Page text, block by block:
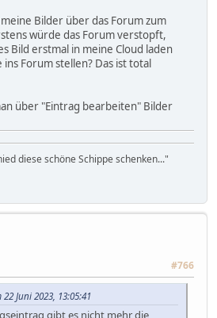
Bilder über das Forum zum
würde das Forum verstopft,
Bild erstmal in meine Cloud laden
Forum stellen? Das ist total
über "Eintrag bearbeiten" Bilder
diese schöne Schippe schenken..."
#766
Juni 2023, 13:05:41
gibt es nicht mehr die